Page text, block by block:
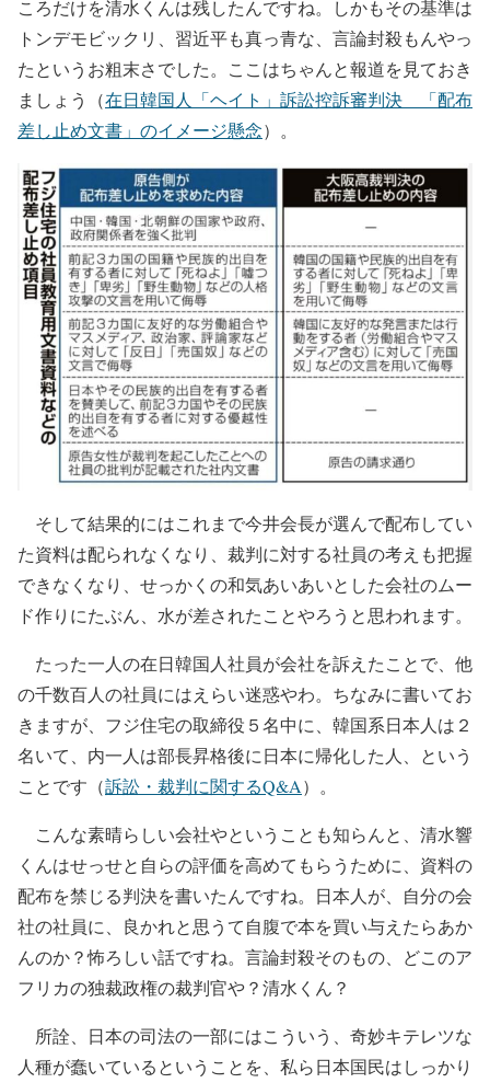
ころだけを清水くんは残したんですね。しかもその基準は
トンデモビックリ、習近平も真っ青な、言論封殺もんやっ
たというお粗末さでした。ここはちゃんと報道を見ておき
ましょう（在日韓国人「ヘイト」訴訟控訴審判決 「配布
差し止め文書」のイメージ懸念）。
そして結果的にはこれまで今井会長が選んで配布してい
た資料は配られなくなり、裁判に対する社員の考えも把握
できなくなり、せっかくの和気あいあいとした会社のムー
ド作りにたぶん、水が差されたことやろうと思われます。
たった一人の在日韓国人社員が会社を訴えたことで、他
の千数百人の社員にはえらい迷惑やわ。ちなみに書いてお
きますが、フジ住宅の取締役５名中に、韓国系日本人は２
名いて、内一人は部長昇格後に日本に帰化した人、という
ことです（訴訟・裁判に関するQ&A）。
こんな素晴らしい会社やということも知らんと、清水響
くんはせっせと自らの評価を高めてもらうために、資料の
配布を禁じる判決を書いたんですね。日本人が、自分の会
社の社員に、良かれと思うて自腹で本を買い与えたらあか
んのか？怖ろしい話ですね。言論封殺そのもの、どこのア
フリカの独裁政権の裁判官や？清水くん？
所詮、日本の司法の一部にはこういう、奇妙キテレツな
人種が蠢いているということを、私ら日本国民はしっかり